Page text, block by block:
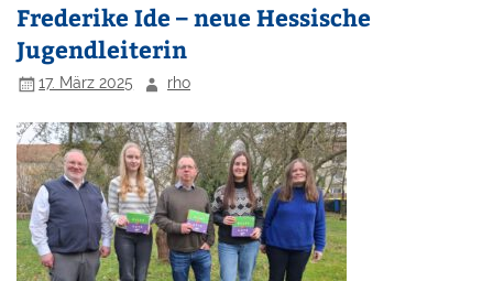
Frederike Ide – neue Hessische
Jugendleiterin
17. März 2025 rho